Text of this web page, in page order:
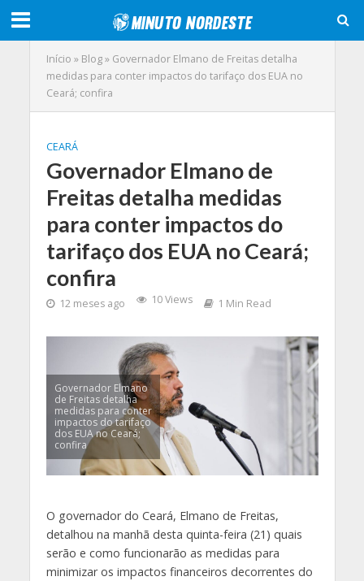
Início » Blog» Governador Elmano de Freitas detalha
medidas para conter impactos do tarifaço dos EUA no
Ceará; confira
CEARÁ
Governador Elmano de
Freitas detalha medidas
para conter impactos do
tarifaço dos EUA no Ceará;
confira
12 meses ago 10 Views 1 Min Read
Governador Elmano
de Freitas detalha
medidas para conter
impactos do tarifaço
dos EUA no Ceará;
confira
O governador do Ceará, Elmano de Freitas,
detalhou na manhã desta quinta-feira (21) quais
serão e como funcionarão as medidas para
minimizar os impactos financeiros decorrentes do